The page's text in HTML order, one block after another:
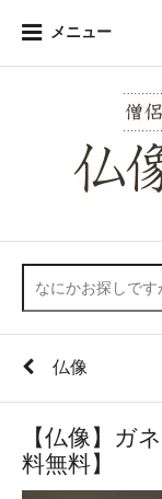
メニュー
仏像
【仏像】ガ
料無料】